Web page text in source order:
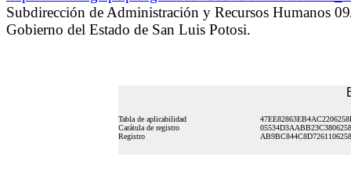
Subdirección de Administración y Recursos Humanos
Gobierno del Estado de San Luis Potosi.
Tabla de aplicabilidad
Carátula de registro
Registro